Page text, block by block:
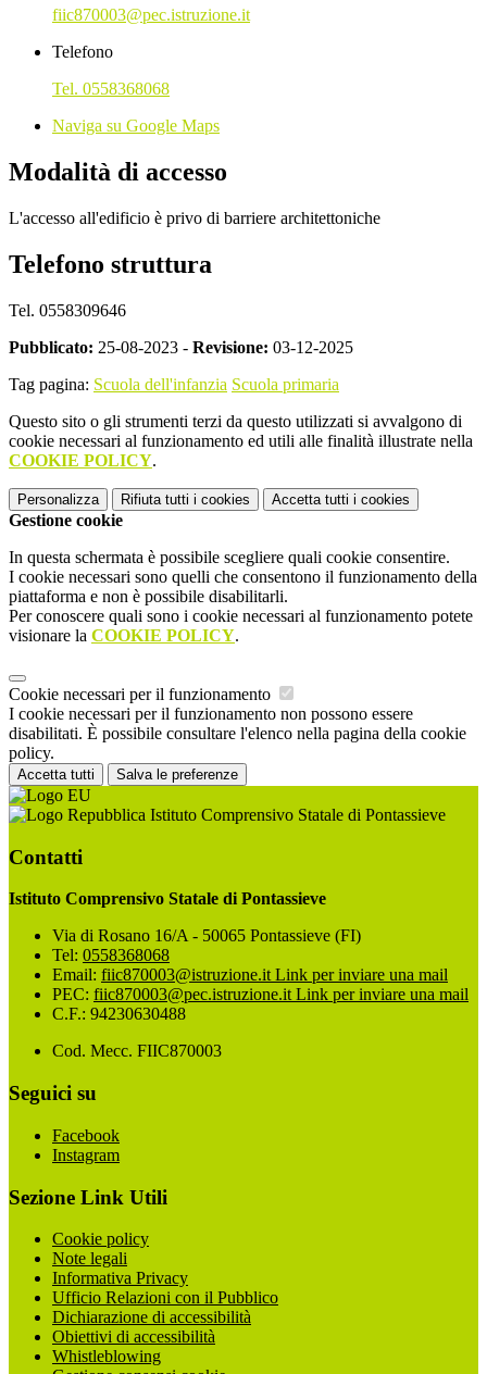
fiic870003@pec.istruzione.it
Telefono
Tel. 0558368068
Naviga su Google Maps
Modalità di accesso
L'accesso all'edificio è privo di barriere architettoniche
Telefono struttura
Tel. 0558309646
Pubblicato: 25-08-2023 - Revisione: 03-12-2025
Tag pagina: Scuola dell'infanzia Scuola primaria
Questo sito o gli strumenti terzi da questo utilizzati si avvalgono di
cookie necessari al funzionamento ed utili alle finalità illustrate nella
COOKIE POLICY.
Personalizza Rifiuta tutti i cookies Accetta tutti i cookies
Gestione cookie
In questa schermata è possibile scegliere quali cookie consentire.
I cookie necessari sono quelli che consentono il funzionamento della
piattaforma e non è possibile disabilitarli.
Per conoscere quali sono i cookie necessari al funzionamento potete
visionare la COOKIE POLICY.
Cookie necessari per il funzionamento
I cookie necessari per il funzionamento non possono essere
disabilitati. È possibile consultare l'elenco nella pagina della cookie
policy.
Accetta tutti Salva le preferenze
Istituto Comprensivo Statale di Pontassieve
Contatti
Istituto Comprensivo Statale di Pontassieve
Via di Rosano 16/A - 50065 Pontassieve (FI)
Tel: 0558368068
Email: fiic870003@istruzione.it Link per inviare una mail
PEC: fiic870003@pec.istruzione.it Link per inviare una mail
C.F.: 94230630488
Cod. Mecc. FIIC870003
Seguici su
Facebook
Instagram
Sezione Link Utili
Cookie policy
Note legali
Informativa Privacy
Ufficio Relazioni con il Pubblico
Dichiarazione di accessibilità
Obiettivi di accessibilità
Whistleblowing